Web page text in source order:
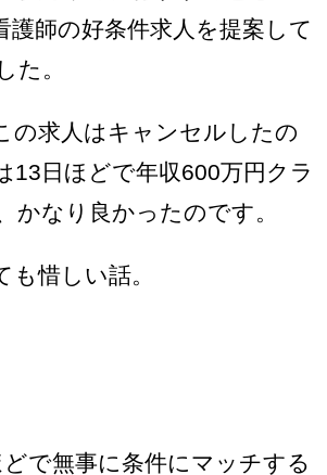
護師の好条件求人を提案して
た。
の求人はキャンセルしたの
13日ほどで年収600万円クラ
かなり良かったのです。
も惜しい話。
で無事に条件にマッチする